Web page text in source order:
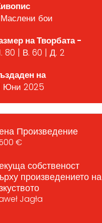
бои
на Творбата -
80 | В. 60 | Д. 2
на
Юни 2025
Произведение
€
собственост
произведението на
Jagła